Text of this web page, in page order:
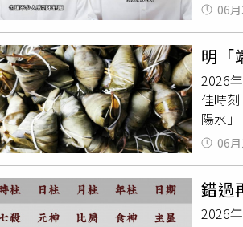
政、
深感
年輕
黨輪
桀諾‧
通」
當場
仔細
壓住
動Call
號）
從開
擴大
「嘎
蔡阿
仍有
過去
方。
阿嘎
嘎也
下史
有網
都不
1%的
06
明「
2026
佳時
陽水
「午時
的墨
趁「
氣、
布、
06
錯過
2026